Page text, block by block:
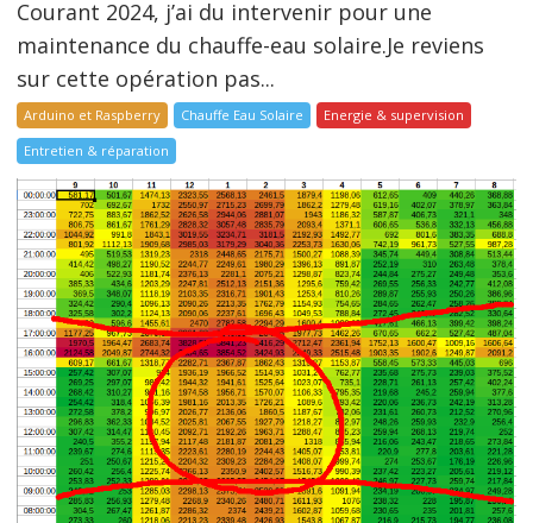
Courant 2024, j’ai du intervenir pour une
maintenance du chauffe-eau solaire.Je reviens
sur cette opération pas...
Arduino et Raspberry Chauffe Eau Solaire
Energie & supervision
Entretien & réparation